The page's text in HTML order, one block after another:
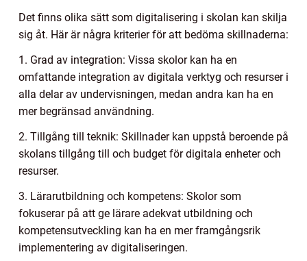
Det finns olika sätt som digitalisering i skolan kan skilja
sig åt. Här är några kriterier för att bedöma skillnaderna:
1. Grad av integration: Vissa skolor kan ha en
omfattande integration av digitala verktyg och resurser i
alla delar av undervisningen, medan andra kan ha en
mer begränsad användning.
2. Tillgång till teknik: Skillnader kan uppstå beroende på
skolans tillgång till och budget för digitala enheter och
resurser.
3. Lärarutbildning och kompetens: Skolor som
fokuserar på att ge lärare adekvat utbildning och
kompetensutveckling kan ha en mer framgångsrik
implementering av digitaliseringen.